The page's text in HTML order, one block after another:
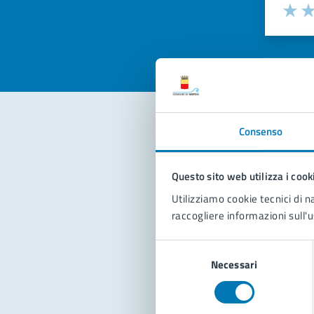
Consenso
Questo sito web utilizza i
Utilizziamo cookie tecnici di
raccogliere informazioni
Necessari
Valuta